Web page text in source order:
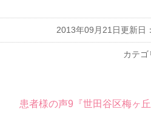
2013年09月21日更新日
カテゴ
患者様の声9『世田谷区梅ヶ